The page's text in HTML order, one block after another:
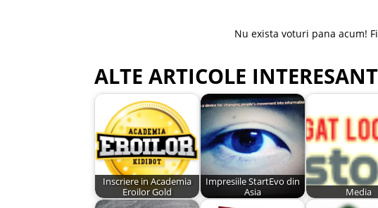
Nu exista voturi pana acum!
ALTE ARTICOLE
Inscriere in Academia
Eroilor Gold
Impresiile StartEvo din
Asia
Media